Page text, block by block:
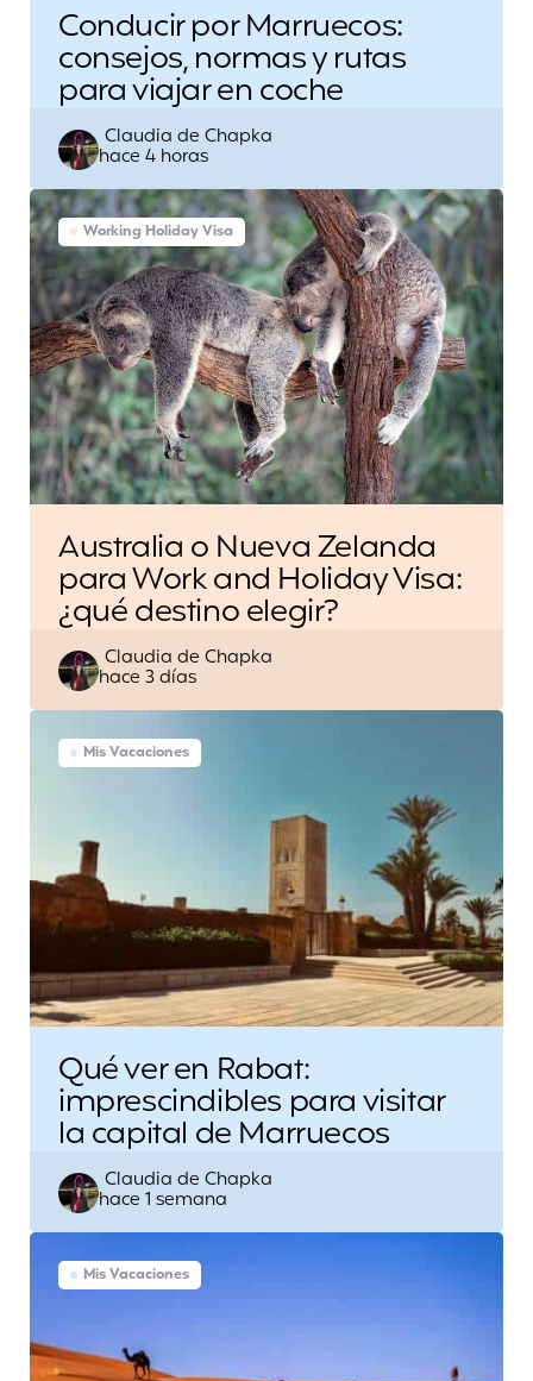
Conducir por Marruecos:
consejos, normas y rutas
para viajar en coche
Escrito
por
Claudia de Chapka
hace 4 horas
Working Holiday Visa
Australia o Nueva Zelanda
para Work and Holiday Visa:
¿qué destino elegir?
Escrito
por
Claudia de Chapka
hace 3 días
Mis Vacaciones
Qué ver en Rabat:
imprescindibles para visitar
la capital de Marruecos
Escrito
por
Claudia de Chapka
hace 1 semana
Mis Vacaciones